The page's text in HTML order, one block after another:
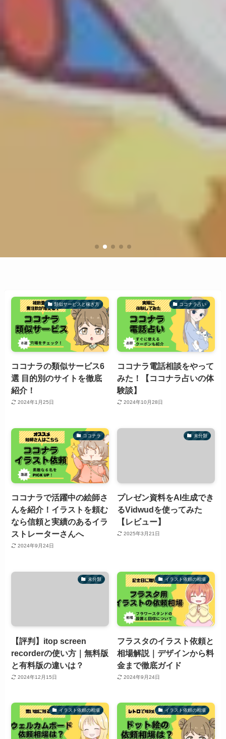
類似サービスと稼ぎ方
ココナラの類似サービス6
選 目的別のサイトを徹底
紹介！
2024年1月25日
ココナラ占い
ココナラ電話相談をやって
みた！【ココナラ占いの体
験談】
2024年10月28日
ココナラ
ココナラで活躍中の絵師さ
んを紹介！イラストを頼む
なら信頼と実績のあるイラ
ストレーターさんへ
2024年9月24日
未分類
プレゼン資料をAI生成でき
るVidwudを使ってみた
【レビュー】
2025年3月21日
未分類
【評判】itop screen
recorderの使い方｜無料版
と有料版の違いは？
2024年12月15日
イラスト依頼の相場
フラスタのイラスト依頼と
相場解説｜デザインから料
金まで徹底ガイド
2024年9月24日
イラスト依頼の相場 イラスト依頼の相場